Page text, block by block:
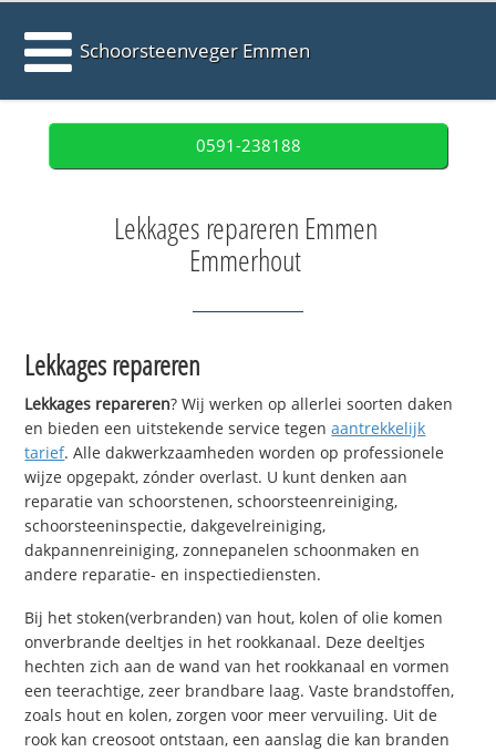
Schoorsteenveger Emmen
0591-238188
Lekkages repareren Emmen
Emmerhout
Lekkages repareren
Lekkages repareren? Wij werken op allerlei soorten daken
en bieden een uitstekende service tegenaantrekkelijk
tarief. Alle dakwerkzaamheden worden op professionele
wijze opgepakt, zónder overlast. U kunt denken aan
reparatie van schoorstenen, schoorsteenreiniging,
schoorsteeninspectie, dakgevelreiniging,
dakpannenreiniging, zonnepanelen schoonmaken en
andere reparatie- en inspectiediensten.
Bij het stoken(verbranden) van hout, kolen of olie komen
onverbrande deeltjes in het rookkanaal. Deze deeltjes
hechten zich aan de wand van het rookkanaal en vormen
een teerachtige, zeer brandbare laag. Vaste brandstoffen,
zoals hout en kolen, zorgen voor meer vervuiling. Uit de
rook kan creosoot ontstaan, een aanslag die kan branden